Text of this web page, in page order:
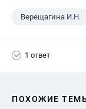
Верещагина И.Н.
1 ответ
ПОХОЖИЕ